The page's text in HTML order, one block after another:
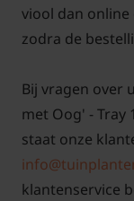
viool dan
zodra de
Bij vragen over
met Oog' - Tray
staat onze
klantenservice